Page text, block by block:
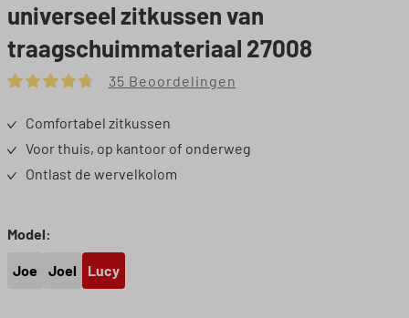
universeel zitkussen van
traagschuimmateriaal 27008
Comfortabel zitkussen
Voor thuis, op kantoor of onderweg
Ontlast de wervelkolom
Selecteer
Model:
Joe Joel Lucy
35 Beoordelingen